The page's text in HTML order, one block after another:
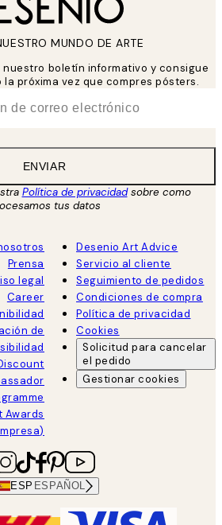
MUNDO DE ARTE
boletín informativo y consigue
la próxima vez que compres pósters.
ENVIAR
Política de privacidadsobre como
tus datos
Prensa
legal
Career
de
Awards
Desenio Art Advice
Servicio al cliente
Seguimiento de pedidos
Condiciones de compra
Política de privacidad
Cookies
Solicitud para cancelar
el pedido
Gestionar cookies
ESP ESPAÑOL